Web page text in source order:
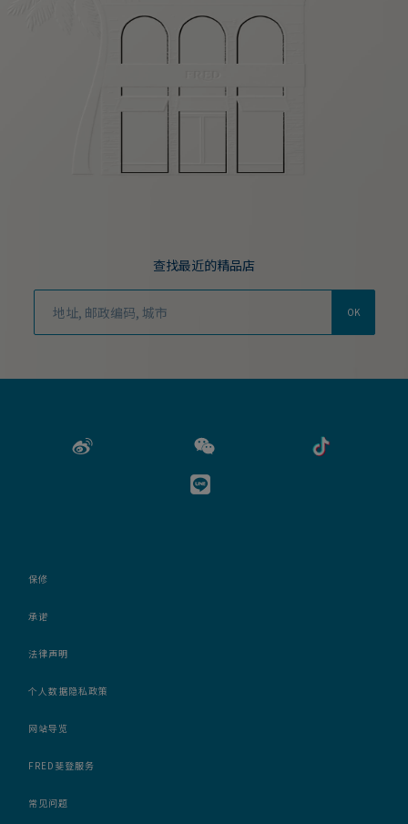
查找最近的精品店
OK
保修
承诺
法律声明
个人数据隐私政策
网站导览
FRED斐登服务
常见问题